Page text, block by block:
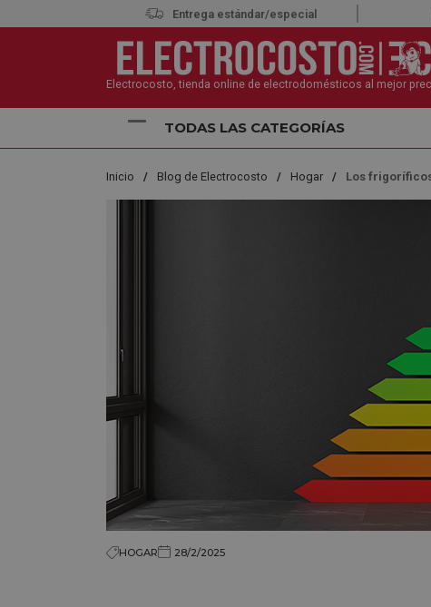
Entrega estándar/especial
Electrocosto, tienda online de electrodomésticos al mejor
TODAS LAS CATEGORÍAS
Inicio Blog de Electrocosto Hogar Los
HOGAR 28/2/2025